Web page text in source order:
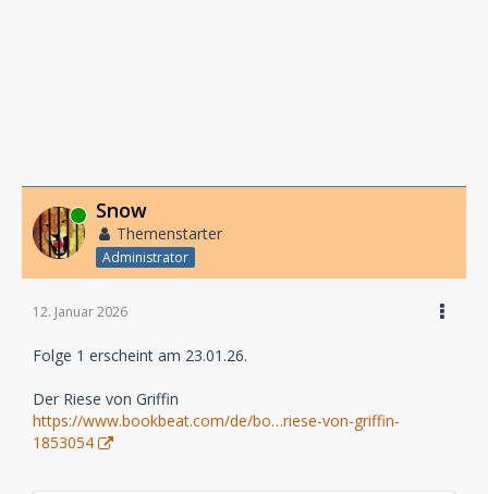
Online Snow
Themenstarter
Administrator
12. Januar 2026
Folge 1 erscheint am 23.01.26.
Der Riese von Griffin
https://www.bookbeat.com/de/bo…riese-von-griffin-
1853054